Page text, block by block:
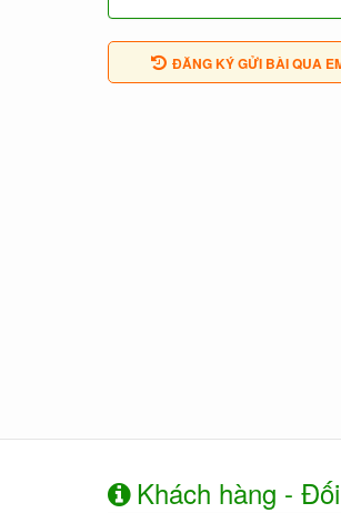
ĐĂNG KÝ GỬI BÀI QUA
Khách hàng -